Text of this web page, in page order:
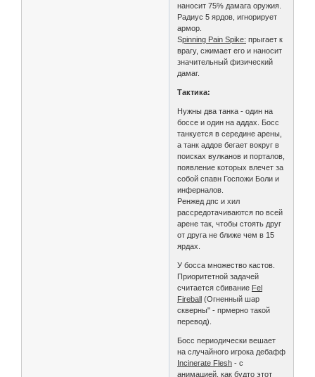
наносит 75% дамага оружия.
Радиус 5 ярдов, игнорирует
армор.
Spinning Pain Spike: прыгает к
врагу, сжимает его и наносит
значительный физический
дамаг.
Тактика:
Нужны два танка - один на
боссе и один на аддах. Босс
танкуется в середине арены,
а танк аддов бегает вокруг в
поисках вулканов и порталов,
появление которых влечет за
собой спавн Госпожи Боли и
инферналов.
Ренжед дпс и хил
рассредотачиваются по всей
арене так, чтобы стоять друг
от друга не ближе чем в 15
ярдах.
У босса множество кастов.
Приоритетной задачей
считается сбивание Fel
Fireball (Огненный шар
скверны" - прмерно такой
перевод).
Босс периодически вешает
на случайного игрока дебафф
Incinerate Flesh - с
анимацией, как будто этот